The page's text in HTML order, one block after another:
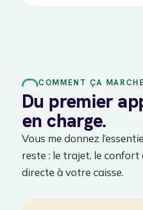
COMMENT ÇA MARCHE
Du premier
en charge.
Vous me donnez
reste : le trajet, le
directe à votre caisse.